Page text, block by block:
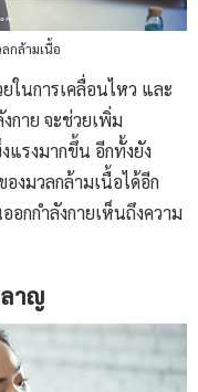
กล้ามเนื้อ
ในการเคลื่อนไหว และ
กาย จะช่วยเพิ่ม
แรงมากขึ้น อีกทั้งยัง
งมวลกล้ามเนื้อได้อีก
กกำลังกายเห็นถึงความ
าญ